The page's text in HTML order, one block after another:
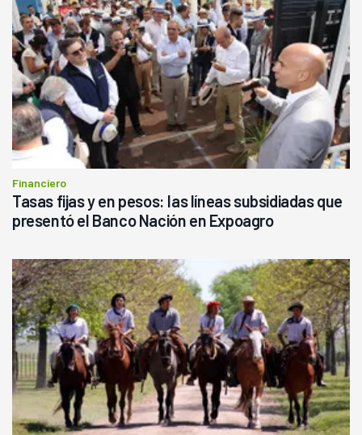
Financiero
Tasas fijas y en pesos: las líneas subsidiadas que
presentó el Banco Nación en Expoagro